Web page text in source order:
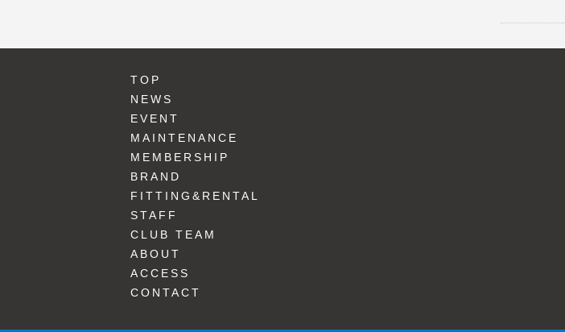
TOP
NEWS
EVENT
MAINTENANCE
MEMBERSHIP
BRAND
FITTING&RENTAL
STAFF
CLUB TEAM
ABOUT
ACCESS
CONTACT